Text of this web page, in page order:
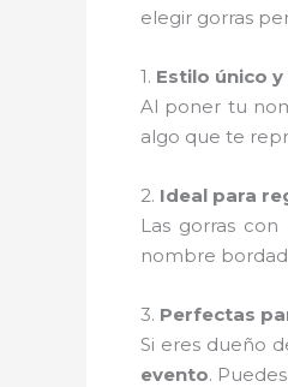
elegir gorras
1. Estilo único
Al poner tu
algo que te
2. Ideal para
Las gorras
nombre
3. Perfectas
Si eres dueño
evento.